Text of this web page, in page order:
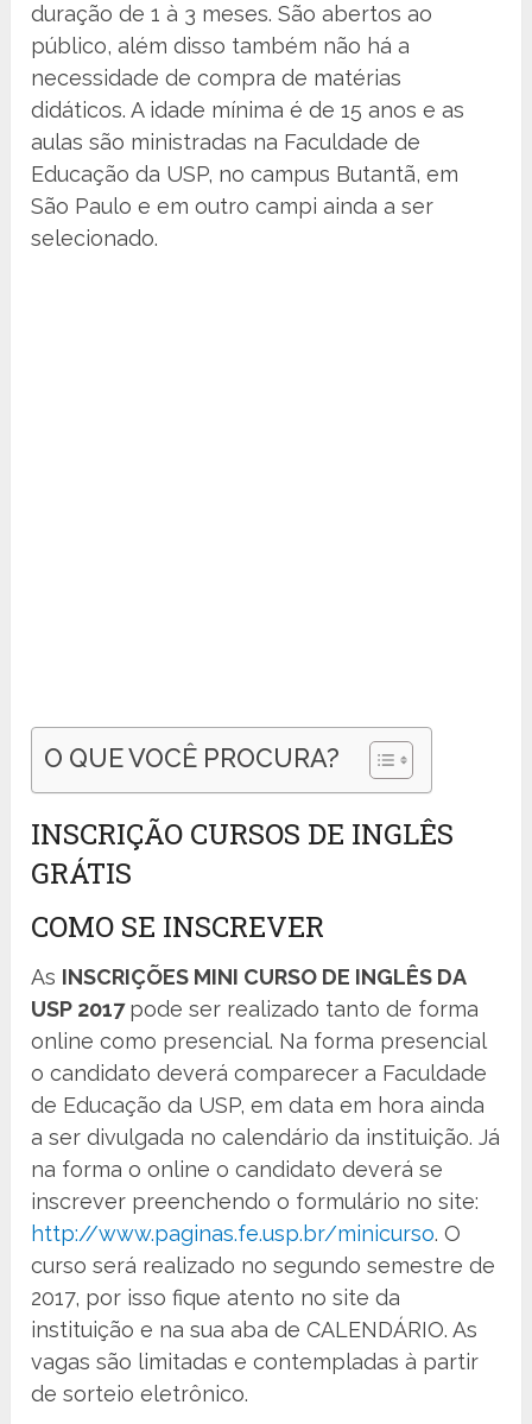
duração de 1 à 3 meses. São abertos ao
público, além disso também não há a
necessidade de compra de matérias
didáticos. A idade mínima é de 15 anos e as
aulas são ministradas na Faculdade de
Educação da USP, no campus Butantã, em
São Paulo e em outro campi ainda a ser
selecionado.
O QUE VOCÊ PROCURA?
INSCRIÇÃO CURSOS DE INGLÊS
GRÁTIS
COMO SE INSCREVER
As INSCRIÇÕES MINI CURSO DE INGLÊS DA
USP 2017pode ser realizado tanto de forma
online como presencial. Na forma presencial
o candidato deverá comparecer a Faculdade
de Educação da USP, em data em hora ainda
a ser divulgada no calendário da instituição. Já
na forma o online o candidato deverá se
inscrever preenchendo o formulário no site:
http://www.paginas.fe.usp.br/minicurso. O
curso será realizado no segundo semestre de
2017, por isso fique atento no site da
instituição e na sua aba de CALENDÁRIO. As
vagas são limitadas e contempladas à partir
de sorteio eletrônico.